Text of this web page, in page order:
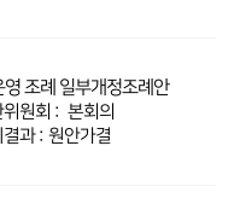
조례 일부개정조례안
본회의
원안가결